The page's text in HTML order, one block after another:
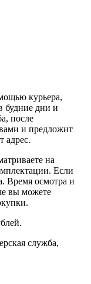
курьера,
будние дни и
после
и предложит
адрес.
на
Если
Время осмотра и
вы можете
служба,